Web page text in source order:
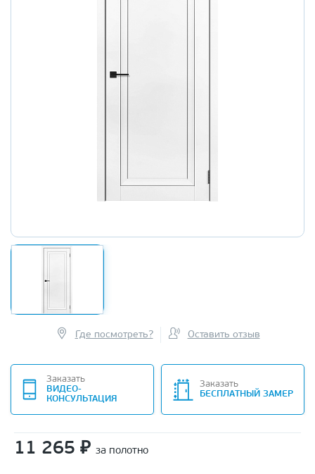
Где посмотреть? Оставить отзыв
Заказать
ВИДЕО-
КОНСУЛЬТАЦИЯ
Заказать
БЕСПЛАТНЫЙ ЗАМЕР
11 265 ₽ за полотно